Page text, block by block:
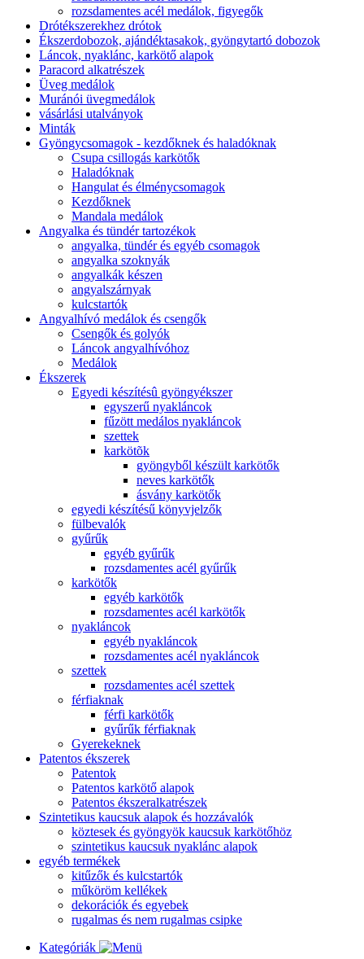
rozsdamentes acél medálok, figyegők
Drótékszerekhez drótok
Ékszerdobozok, ajándéktasakok, gyöngytartó dobozok
Láncok, nyaklánc, karkötő alapok
Paracord alkatrészek
Üveg medálok
Muránói üvegmedálok
vásárlási utalványok
Minták
Gyöngycsomagok - kezdőknek és haladóknak
Csupa csillogás karkötők
Haladóknak
Hangulat és élménycsomagok
Kezdőknek
Mandala medálok
Angyalka és tündér tartozékok
angyalka, tündér és egyéb csomagok
angyalka szoknyák
angyalkák készen
angyalszárnyak
kulcstartók
Angyalhívó medálok és csengők
Csengők és golyók
Láncok angyalhívóhoz
Medálok
Ékszerek
Egyedi készítésû gyöngyékszer
egyszerű nyakláncok
fűzött medálos nyakláncok
szettek
karkötõk
gyöngyből készült karkötők
neves karkötők
ásvány karkötők
egyedi készítésű könyvjelzők
fülbevalók
gyűrűk
egyéb gyűrűk
rozsdamentes acél gyűrűk
karkötők
egyéb karkötők
rozsdamentes acél karkötők
nyakláncok
egyéb nyakláncok
rozsdamentes acél nyakláncok
szettek
rozsdamentes acél szettek
férfiaknak
férfi karkötők
gyűrűk férfiaknak
Gyerekeknek
Patentos ékszerek
Patentok
Patentos karkötő alapok
Patentos ékszeralkatrészek
Szintetikus kaucsuk alapok és hozzávalók
köztesek és gyöngyök kaucsuk karkötőhöz
szintetikus kaucsuk nyaklánc alapok
egyéb termékek
kitűzők és kulcstartók
műköröm kellékek
dekorációk és egyebek
rugalmas és nem rugalmas csipke
Kategóriák